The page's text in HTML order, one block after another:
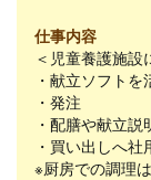
仕事内容
＜児童養護施設
・献立ソフト
・発注
・配膳や献立
・買い出しへ
※厨房での調理